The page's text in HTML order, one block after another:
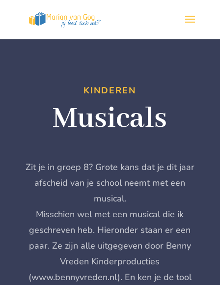
KINDEREN
Musicals
Zit je in groep 8? Grote kans dat je dit jaar
afscheid van je school neemt met een
musical.
Misschien wel met een musical die ik
geschreven heb. Hieronder staan er een
paar. Ze zijn alle uitgegeven door Benny
Vreden Kinderproducties
(www.bennyvreden.nl). En ken je de tool